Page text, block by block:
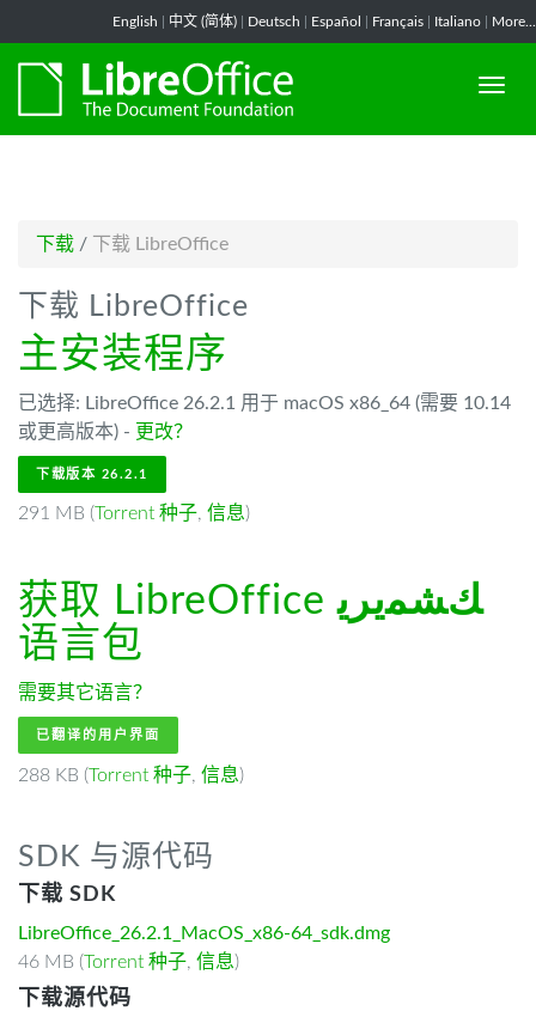
English 中文 (简体) Deutsch Español Français Italiano More...
下载 / 下载 LibreOffice
下载 LibreOffice
主安装程序
已选择: LibreOffice 26.2.1 用于 macOS x86_64 (需要 10.14
或更高版本) - 更改？
下载版本 26.2.1
291 MB (Torrent 种子, 信息)
获取 LibreOfficeﻚﺸﻤﻳﺮﻳ
语言包
需要其它语言？
已翻译的用户界面
288 KB (Torrent 种子, 信息)
SDK 与源代码
下载 SDK
LibreOffice_26.2.1_MacOS_x86-64_sdk.dmg
46 MB (Torrent 种子, 信息)
下载源代码